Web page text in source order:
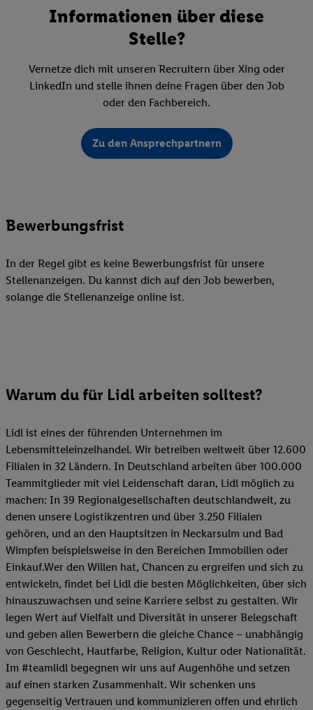
Informationen über diese
Stelle?
Vernetze dich mit unseren Recruitern über Xing oder
LinkedIn und stelle ihnen deine Fragen über den Job
oder den Fachbereich.
Zu den Ansprechpartnern
Bewerbungsfrist
In der Regel gibt es keine Bewerbungsfrist für unsere
Stellenanzeigen. Du kannst dich auf den Job bewerben,
solange die Stellenanzeige online ist.
Warum du für Lidl arbeiten solltest?
Lidl ist eines der führenden Unternehmen im
Lebensmitteleinzelhandel. Wir betreiben weltweit über 12.600
Filialen in 32 Ländern. In Deutschland arbeiten über 100.000
Teammitglieder mit viel Leidenschaft daran, Lidl möglich zu
machen: In 39 Regionalgesellschaften deutschlandweit, zu
denen unsere Logistikzentren und über 3.250 Filialen
gehören, und an den Hauptsitzen in Neckarsulm und Bad
Wimpfen beispielsweise in den Bereichen Immobilien oder
Einkauf.Wer den Willen hat, Chancen zu ergreifen und sich zu
entwickeln, findet bei Lidl die besten Möglichkeiten, über sich
hinauszuwachsen und seine Karriere selbst zu gestalten. Wir
legen Wert auf Vielfalt und Diversität in unserer Belegschaft
und geben allen Bewerbern die gleiche Chance – unabhängig
von Geschlecht, Hautfarbe, Religion, Kultur oder Nationalität.
Im #teamlidl begegnen wir uns auf Augenhöhe und setzen
auf einen starken Zusammenhalt. Wir schenken uns
gegenseitig Vertrauen und kommunizieren offen und ehrlich